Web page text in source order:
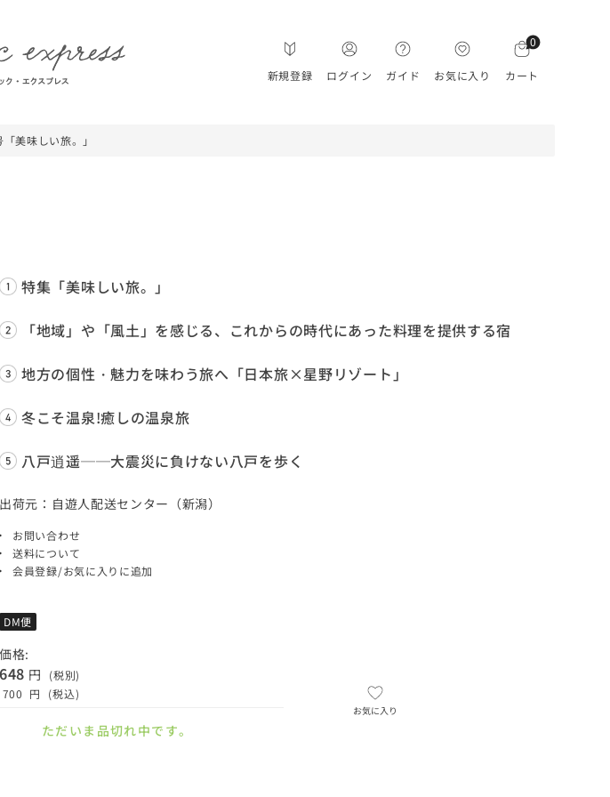
新規登録 ログイン ガイド お気に入り
0
カート
美味しい旅。」
特集「美味しい旅。」
「地域」や「風土」を感じる、これからの時代にあった料理を提供する宿
地方の個性・魅力を味わう旅へ「日本旅×星野リゾート」
冬こそ温泉!癒しの温泉旅
八戸逍遥──大震災に負けない八戸を歩く
出荷元：自遊人配送センター（新潟）
お問い合わせ
送料について
会員登録/お気に入りに追加
DM便
価格:
648 円
(税別)
700 円 (税込)
ただいま品切れ中です。
お気に入り